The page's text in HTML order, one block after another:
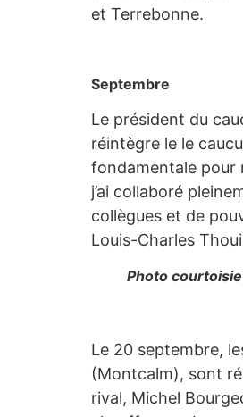
et Terrebonne.
Septembre
Le président du
réintègre le le
fondamentale pour
j’ai collaboré
collègues et de
Louis-Charles
Photo courtoisie
Le 20 septembre,
(Montcalm), sont
rival, Michel